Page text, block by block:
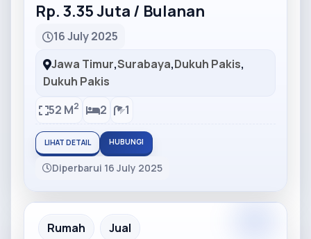
Rp. 3.35 Juta / Bulanan
16 July 2025
Jawa Timur,Surabaya,Dukuh Pakis,
Dukuh Pakis
52 M2 2 1
LIHAT DETAIL HUBUNGI
Diperbarui 16 July 2025
Partner Ad
Rumah Jual